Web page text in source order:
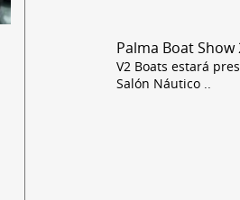
Palma Boat Show
V2 Boats estará
Salón Náutico